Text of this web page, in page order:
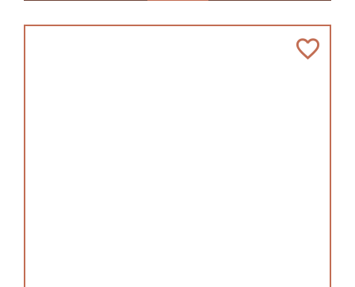
favorite_border